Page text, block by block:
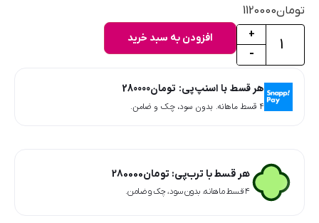
تومان1120000
-
+ افزودن به سبد خرید
هر قسط با اسنپ‌پی: تومان280000
۴ قسط ماهانه. بدون سود، چک و ضامن.
هر قسط با ترب‌پی: تومان280000
۴ قسط ماهانه. بدون سود، چک و ضامن.